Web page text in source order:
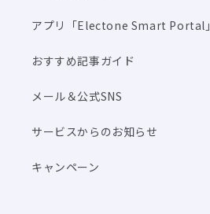
アプリ「Electone Smart Portal」
おすすめ記事ガイド
メール＆公式SNS
サービスからのお知らせ
キャンペーン